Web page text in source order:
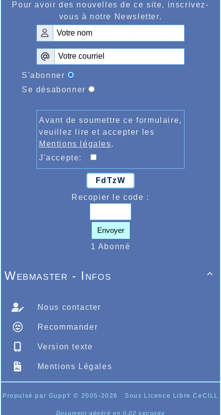
Pour avoir des nouvelles de ce site, inscrivez-
vous à notre Newsletter.
S'abonner
Se désabonner
Avant de soumettre ce formulaire,
veuillez lire et accepter les
Mentions légales.
J'accepte:
FdTzW
Recopier le code :
Envoyer
1 Abonné

Webmaster - Infos
Nous contacter
Recommander
Version texte
Mentions Légales
Propulsé par GuppY© 2005-2026 Sous Licence Libre CeCILL
Document généré en 0.02 seconde